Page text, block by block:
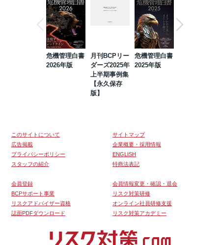
危機管理白書
2026年版
月刊BCPリー
ダーズ2025年
上半期事例集
【永久保存
版】
危機管理白書
2025年版
このサイトについて
サイトマップ
広告掲載
企業概要・採用情報
プライバシーポリシー
ENGLISH
スタッフの紹介
特商法表記
会員登録
会員情報変更・確認・退会
BCPサポート事業
リスク対策研修
リスクアドバイザー資格
オンライン社員研修支援
誌面PDFダウンロード
リスク対策アカデミー